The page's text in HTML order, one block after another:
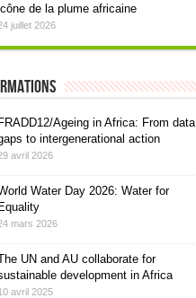
de la plume africaine
juillet 2026
Ageing in Africa: From data
to intergenerational action
avril 2026
Water Day 2026: Water for
mars 2026
UN and AU collaborate for
development in Africa
avril 2025